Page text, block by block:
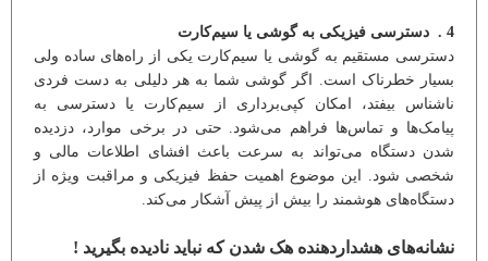
4 . دسترسی فیزیکی به گوشی یا سیم‌کارت
دسترسی مستقیم به گوشی یا سیم‌کارت یکی از راه‌های ساده ولی
بسیار خطرناک است. اگر گوشی شما به هر دلیلی به دست فردی
ناشناس بیفتد، امکان کپی‌برداری از سیم‌کارت یا دسترسی به
پیامک‌ها و تماس‌ها فراهم می‌شود. حتی در برخی موارد، دزدیده
شدن دستگاه می‌تواند به سرعت باعث افشای اطلاعات مالی و
شخصی شود. این موضوع اهمیت حفظ فیزیکی و مراقبت ویژه از
دستگاه‌های هوشمند را بیش از پیش آشکار می‌کند.
نشانه‌های هشداردهنده هک شدن که نباید نادیده بگیرید !